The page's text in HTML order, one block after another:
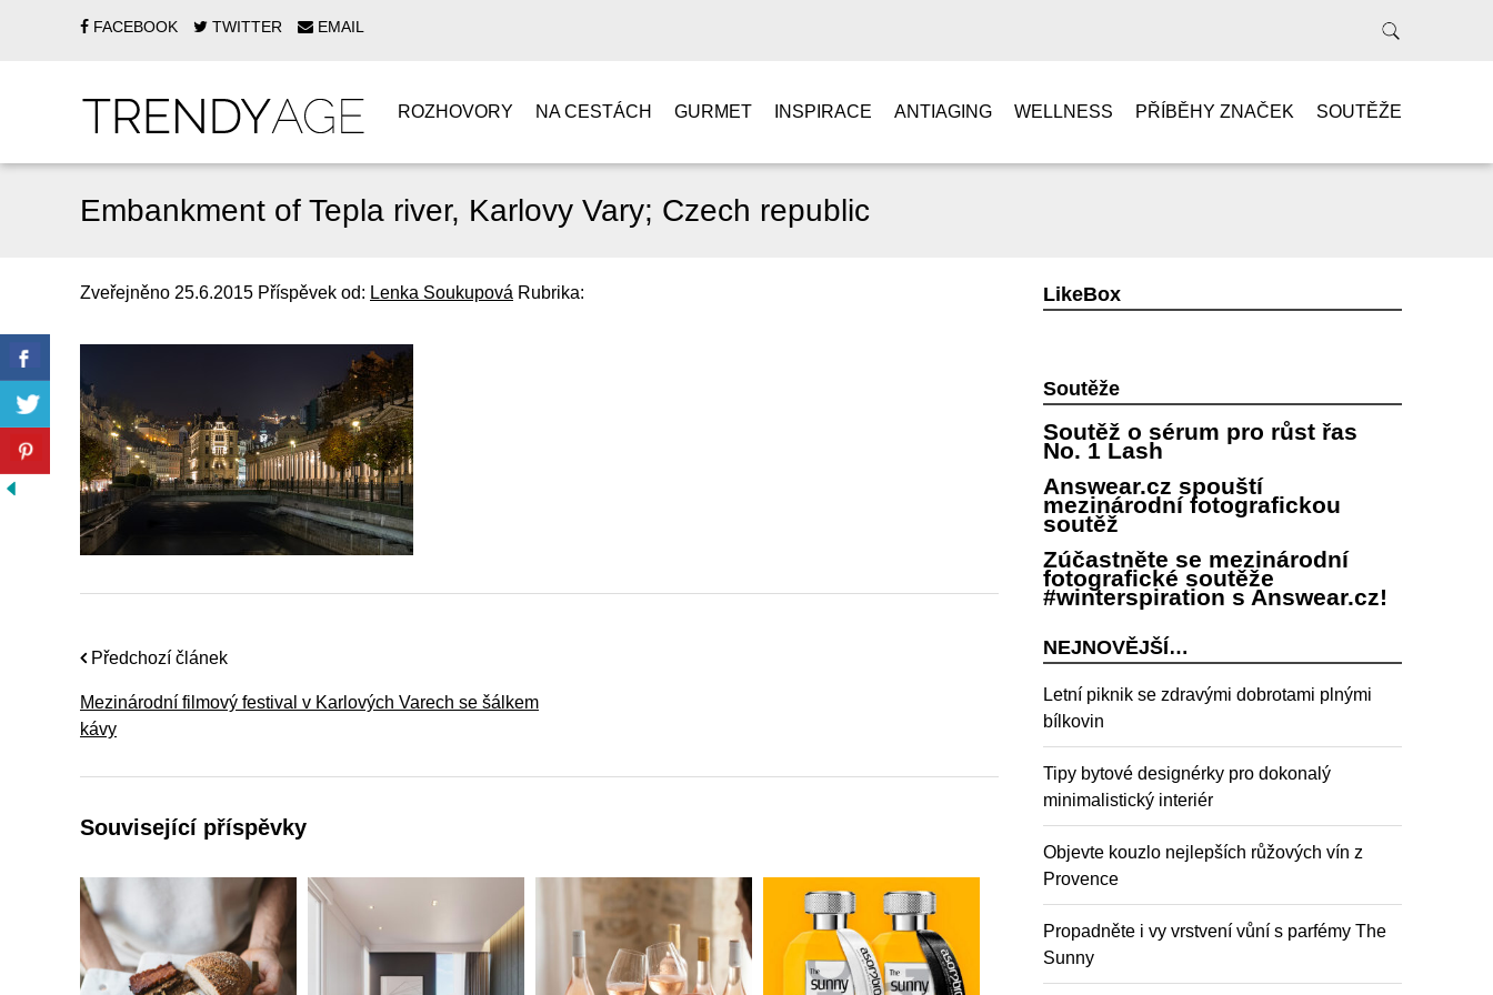
FACEBOOK TWITTER EMAIL
ROZHOVORY NA CESTÁCH GURMET INSPIRACE ANTIAGING WELLNESS PŘÍBĚHY ZNAČEK SOUTĚŽE
Embankment of Tepla river, Karlovy Vary; Czech republic
Zveřejněno 25.6.2015 Příspěvek od: Lenka Soukupová Rubrika:
Předchozí článek
Mezinárodní filmový festival v Karlových Varech se šálkem
kávy
Související příspěvky
LikeBox
Soutěže
Soutěž o sérum pro růst řas
No. 1 Lash
Answear.cz spouští
mezinárodní fotografickou
soutěž
Zúčastněte se mezinárodní
fotografické soutěže
#winterspiration s Answear.cz!
NEJNOVĚJŠÍ…
Letní piknik se zdravými dobrotami plnými
bílkovin
Tipy bytové designérky pro dokonalý
minimalistický interiér
Objevte kouzlo nejlepších růžových vín z
Provence
Propadněte i vy vrstvení vůní s parfémy The
Sunny